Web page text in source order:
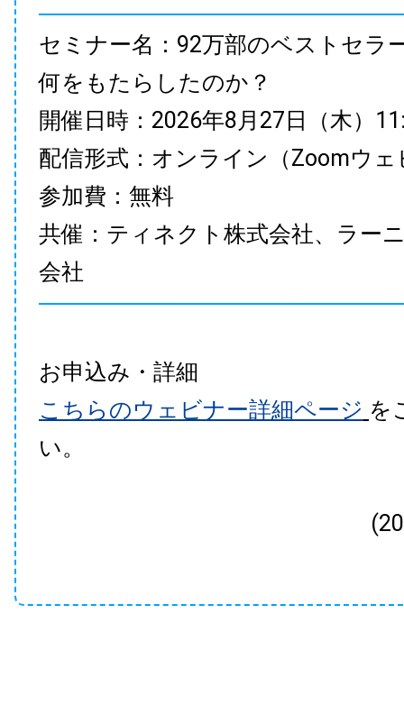
セミナー名：92万部のベストセラ
何をもたらしたのか？
開催日時：2026年8月27日（木）
配信形式：オンライン（Zoomウェ
参加費：無料
共催：ティネクト株式会社、ラー
会社
お申込み・詳細
こちらのウェビナー詳細ページ を
い。